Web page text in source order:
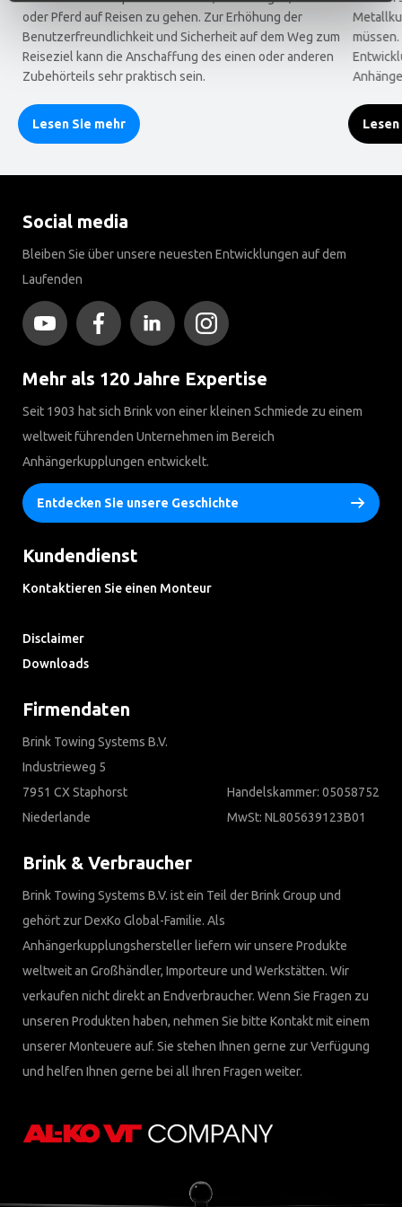
oder Pferd auf Reisen zu gehen. Zur Erhöhung der
Benutzerfreundlichkeit und Sicherheit auf dem Weg zum
Reiseziel kann die Anschaffung des einen oder anderen
Zubehörteils sehr praktisch sein.
Lesen Sie mehr
Social media
Bleiben Sie über unsere neuesten Entwicklungen auf dem
Laufenden
Mehr als 120 Jahre Expertise
Seit 1903 hat sich Brink von einer kleinen Schmiede zu einem
weltweit führenden Unternehmen im Bereich
Anhängerkupplungen entwickelt.
Entdecken Sie unsere Geschichte
Kundendienst
Kontaktieren Sie einen Monteur
Disclaimer
Downloads
Firmendaten
Brink Towing Systems B.V.
Industrieweg 5
7951 CX Staphorst
Niederlande
Handelskammer: 05058752
MwSt: NL805639123B01
Brink & Verbraucher
Brink Towing Systems B.V. ist ein Teil der Brink Group und
gehört zur DexKo Global-Familie. Als
Anhängerkupplungshersteller liefern wir unsere Produkte
weltweit an Großhändler, Importeure und Werkstätten. Wir
verkaufen nicht direkt an Endverbraucher. Wenn Sie Fragen zu
unseren Produkten haben, nehmen Sie bitte Kontakt mit einem
unserer Monteuere auf. Sie stehen Ihnen gerne zur Verfügung
und helfen Ihnen gerne bei all Ihren Fragen weiter.